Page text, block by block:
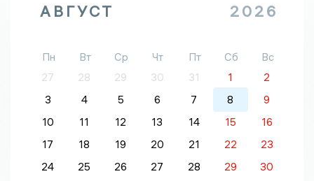
АВГУСТ 2026
Пн Вт Ср Чт Пт Сб
Вс
27
28 29 30 31 1
2
3
4 5 6 7 8
9
10
11 12 13 14 15
16
17
18 19 20 21 22
23
24
25 26 27 28 29
30